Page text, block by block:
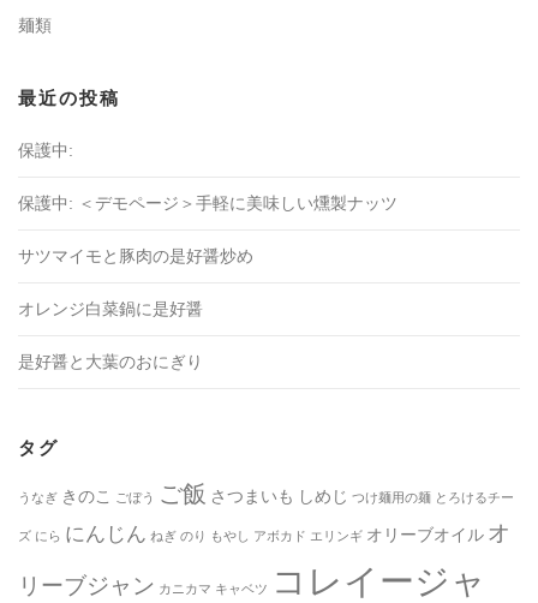
麺類
最近の投稿
保護中:
保護中: ＜デモページ＞手軽に美味しい燻製ナッツ
サツマイモと豚肉の是好醤炒め
オレンジ白菜鍋に是好醤
是好醤と大葉のおにぎり
タグ
うなぎ きのこ ごぼう ご飯 さつまいも しめじ つけ麺用の麺 とろけるチー
ズ にら にんじん ねぎ のり もやし アボカド エリンギ オリーブオイル オ
リーブジャン カニカマ キャベツ
コレイージャ